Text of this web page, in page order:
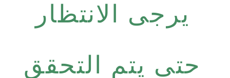
يرجى الانتظار
حتى يتم التحقق